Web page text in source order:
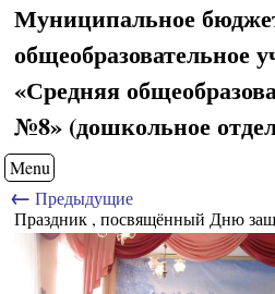
Муниципальное
общеобразовательное
«Средняя
№8» (дошкольное
Menu
← Предыдущие
Праздник , посвящённый Дню